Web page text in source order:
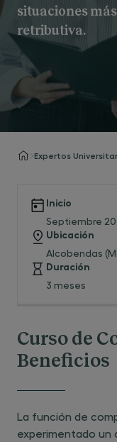
situaciones
retributiva.
Expertos
Inicio
Septiembre
Ubicación
Alcobendas
Duración
3 meses
Curso de
Beneficios
La función de
experimentado un